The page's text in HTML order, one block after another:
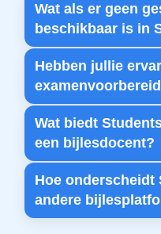
Wat als er geen
beschikbaar is in
Hebben jullie
Wat biedt
een bijlesdocent?
Hoe onderscheidt
andere